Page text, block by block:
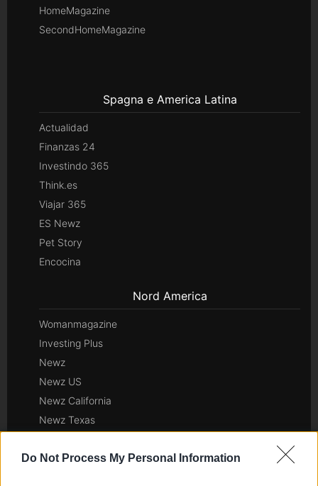
Do Not Process My Personal Information
HomeMagazine
SecondHomeMagazine
Spagna e America Latina
Actualidad
Finanzas 24
Investindo 365
Think.es
Viajar 365
ES Newz
Pet Story
Encocina
Nord America
Womanmagazine
Investing Plus
Newz
Newz US
Newz California
Newz Texas
Newz New York